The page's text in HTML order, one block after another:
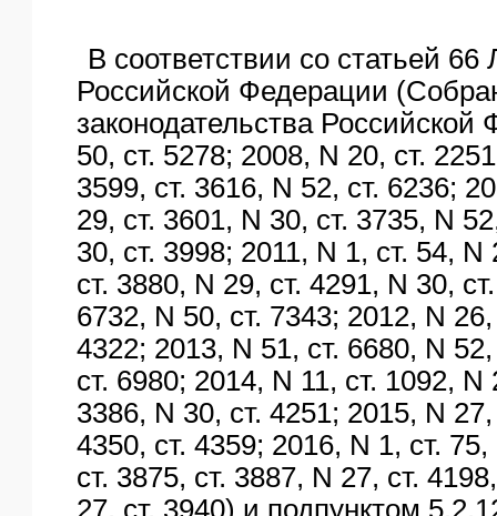
В соответствии со статьей 66
Российской Федерации
законодательства
50, ст. 5278; 2008, N 20, ст.
3599, ст. 3616, N 52, ст. 6236;
29, ст. 3601, N 30, ст. 3735, N
30, ст. 3998; 2011, N 1, ст. 54, N
ст. 3880, N 29, ст. 4291, N 30,
6732, N 50, ст. 7343; 2012, N
4322; 2013, N 51, ст. 6680, N
ст. 6980; 2014, N 11, ст. 1092, N
3386, N 30, ст. 4251; 2015, N
4350, ст. 4359; 2016, N 1, ст.
ст. 3875, ст. 3887, N 27, ст.
27, ст. 3940) и подпунктом